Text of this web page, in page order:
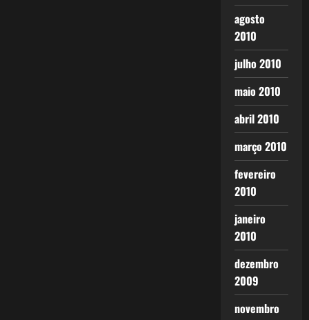
agosto
2010
julho 2010
maio 2010
abril 2010
março 2010
fevereiro
2010
janeiro
2010
dezembro
2009
novembro